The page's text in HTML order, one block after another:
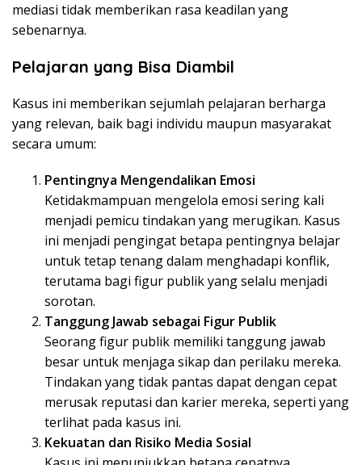
mediasi tidak memberikan rasa keadilan yang
sebenarnya.
Pelajaran yang Bisa Diambil
Kasus ini memberikan sejumlah pelajaran berharga
yang relevan, baik bagi individu maupun masyarakat
secara umum:
Pentingnya Mengendalikan Emosi
Ketidakmampuan mengelola emosi sering kali
menjadi pemicu tindakan yang merugikan. Kasus
ini menjadi pengingat betapa pentingnya belajar
untuk tetap tenang dalam menghadapi konflik,
terutama bagi figur publik yang selalu menjadi
sorotan.
Tanggung Jawab sebagai Figur Publik
Seorang figur publik memiliki tanggung jawab
besar untuk menjaga sikap dan perilaku mereka.
Tindakan yang tidak pantas dapat dengan cepat
merusak reputasi dan karier mereka, seperti yang
terlihat pada kasus ini.
Kekuatan dan Risiko Media Sosial